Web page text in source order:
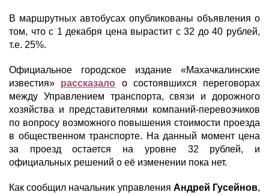
В маршрутных автобусах опубликованы объявления о
том, что с 1 декабря цена вырастит с 32 до 40 рублей,
т.е. 25%.
Официальное городское издание «Махачкалинские
известия» рассказало о состоявшихся переговорах
между Управлением транспорта, связи и дорожного
хозяйства и представителями компаний-перевозчиков
по вопросу возможного повышения стоимости проезда
в общественном транспорте. На данный момент цена
за проезд остается на уровне 32 рублей, и
официальных решений о её изменении пока нет.
Как сообщил начальник управления Андрей Гусейнов,